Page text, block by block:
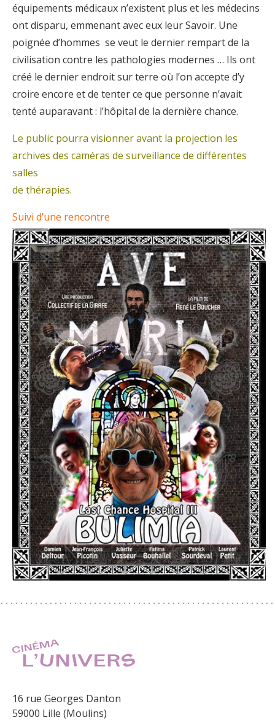
équipements médicaux n’existent plus et les médecins
ont disparu, emmenant avec eux leur Savoir. Une
poignée d’hommes se veut le dernier rempart de la
civilisation contre les pathologies modernes … Ils ont
créé le dernier endroit sur terre où l’on accepte d’y
croire encore et de tenter ce que personne n’avait
tenté auparavant : l’hôpital de la dernière chance.
Le public pourra visionner avant la projection les
archives des caméras de surveillance de différentes
salles
de thérapies.
Suivi d’une rencontre
16 rue Georges Danton
59000 Lille (Moulins)